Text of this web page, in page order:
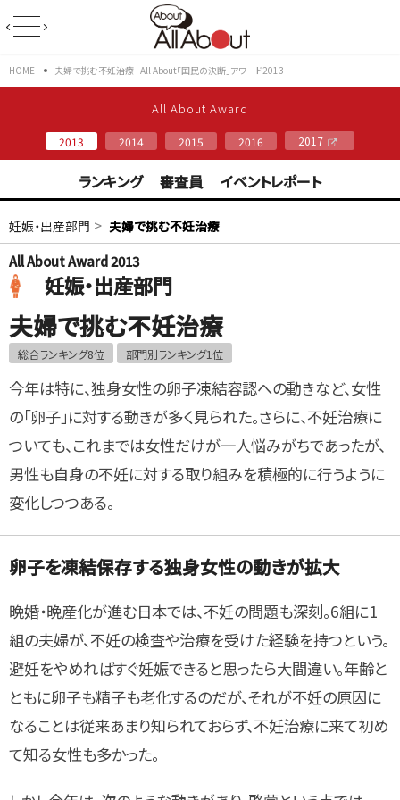
HOME 夫婦で挑む不妊治療 - All About「国民の決断」アワード2013
All About Award
2013 2014 2015 2016 2017
ランキング 審査員 イベントレポート
妊娠・出産部門 > 夫婦で挑む不妊治療
All About Award 2013
妊娠・出産部門
夫婦で挑む不妊治療
総合ランキング8位 部門別ランキング1位
今年は特に、独身女性の卵子凍結容認への動きなど、女性
の「卵子」に対する動きが多く見られた。さらに、不妊治療に
ついても、これまでは女性だけが一人悩みがちであったが、
男性も自身の不妊に対する取り組みを積極的に行うように
変化しつつある。
卵子を凍結保存する独身女性の動きが拡大
晩婚・晩産化が進む日本では、不妊の問題も深刻。6組に1
組の夫婦が、不妊の検査や治療を受けた経験を持つという。
避妊をやめればすぐ妊娠できると思ったら大間違い。年齢と
ともに卵子も精子も老化するのだが、それが不妊の原因に
なることは従来あまり知られておらず、不妊治療に来て初め
て知る女性も多かった。